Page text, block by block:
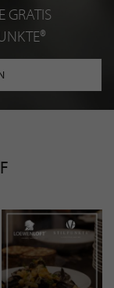
GRATIS